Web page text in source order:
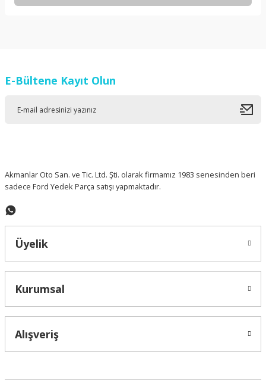
Ürün resmi kalitesiz, bozuk veya görüntülenemiyor.
E-Bültene Kayıt Olun
Akmanlar Oto San. ve Tic. Ltd. Şti. olarak firmamız 1983 senesinden beri
sadece Ford Yedek Parça satışı yapmaktadır.
Üyelik
Kurumsal
Alışveriş